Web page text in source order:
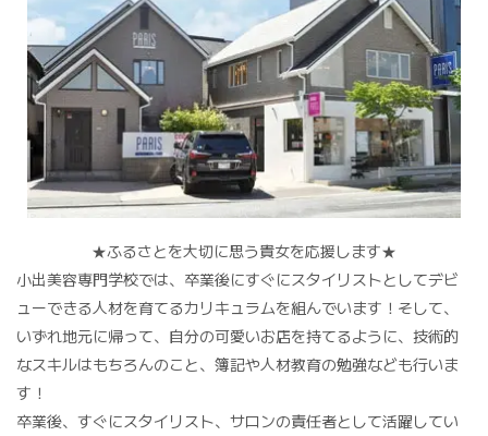
★ふるさとを大切に思う貴女を応援します★
小出美容専門学校では、卒業後にすぐにスタイリストとしてデビ
ューできる人材を育てるカリキュラムを組んでいます！そして、
いずれ地元に帰って、自分の可愛いお店を持てるように、技術的
なスキルはもちろんのこと、簿記や人材教育の勉強なども行いま
す！
卒業後、すぐにスタイリスト、サロンの責任者として活躍してい